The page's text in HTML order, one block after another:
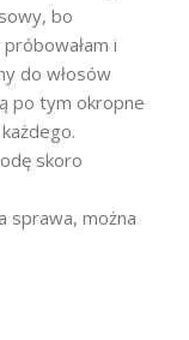
bo
i
do włosów
po tym okropne
skoro
sprawa, można